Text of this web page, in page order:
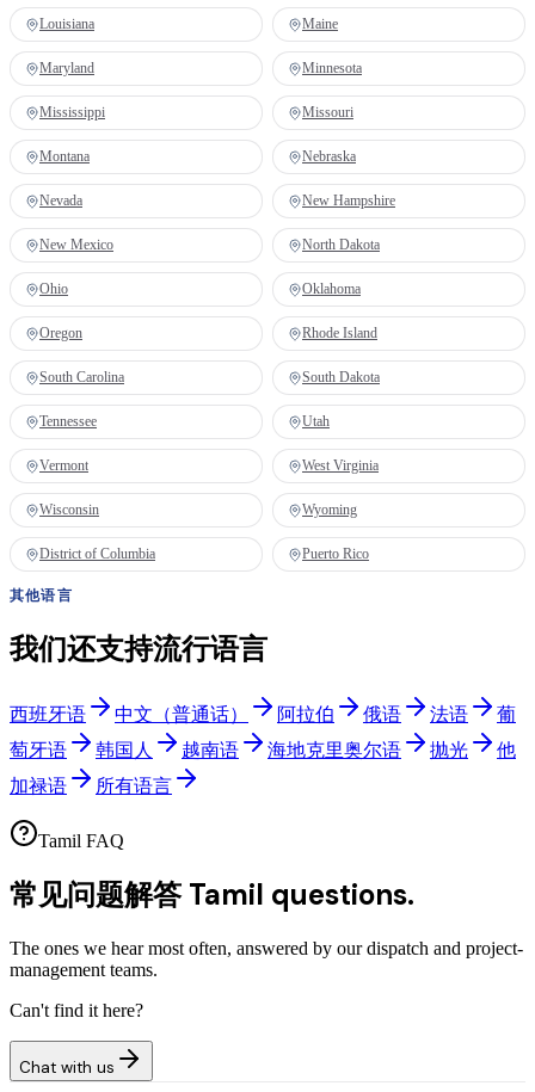
Louisiana Maine
Maryland Minnesota
Mississippi Missouri
Montana Nebraska
Nevada New Hampshire
New Mexico North Dakota
Ohio Oklahoma
Oregon Rhode Island
South Carolina South Dakota
Tennessee Utah
Vermont West Virginia
Wisconsin Wyoming
District of Columbia Puerto Rico
其他语言
我们还支持流行语言
西班牙语 中文（普通话） 阿拉伯 俄语 法语
葡
萄牙语
韩国人 越南语 海地克里奥尔语 抛光
他
加禄语
所有语言
Tamil FAQ
常见问题解答 Tamil questions.
The ones we hear most often, answered by our dispatch and project-
management teams.
Can't find it here?
Chat with us